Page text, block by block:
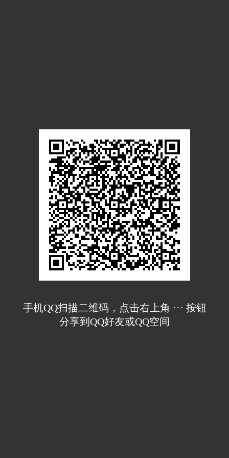
手机QQ扫描二维码，点击右上角 ··· 按钮
分享到QQ好友或QQ空间